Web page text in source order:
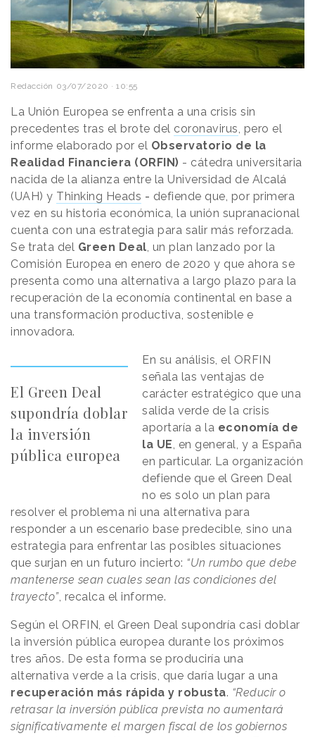
Redacción 03/07/2020 · 10:55
La Unión Europea se enfrenta a una crisis sin
precedentes tras el brote del coronavirus , pero el
informe elaborado por el Observatorio de la
Realidad Financiera (ORFIN) - cátedra universitaria
nacida de la alianza entre la Universidad de Alcalá
(UAH) y Thinking Heads - defiende que, por primera
vez en su historia económica, la unión supranacional
cuenta con una estrategia para salir más reforzada.
Se trata del Green Deal , un plan lanzado por la
Comisión Europea en enero de 2020 y que ahora se
presenta como una alternativa a largo plazo para la
recuperación de la economía continental en base a
una transformación productiva, sostenible e
innovadora.
El Green Deal
supondría doblar
la inversión
pública europea
En su análisis, el ORFIN
señala las ventajas de
carácter estratégico que una
salida verde de la crisis
aportaría a la economía de
la UE , en general, y a España
en particular. La organización
defiende que el Green Deal
no es solo un plan para
resolver el problema ni una alternativa para
responder a un escenario base predecible, sino una
estrategia para enfrentar las posibles situaciones
que surjan en un futuro incierto: “Un rumbo que debe
mantenerse sean cuales sean las condiciones del
trayecto”, recalca el informe.
Según el ORFIN, el Green Deal supondría casi doblar
la inversión pública europea durante los próximos
tres años. De esta forma se produciría una
alternativa verde a la crisis, que daría lugar a una
recuperación más rápida y robusta. “Reducir o
retrasar la inversión pública prevista no aumentará
significativamente el margen fiscal de los gobiernos